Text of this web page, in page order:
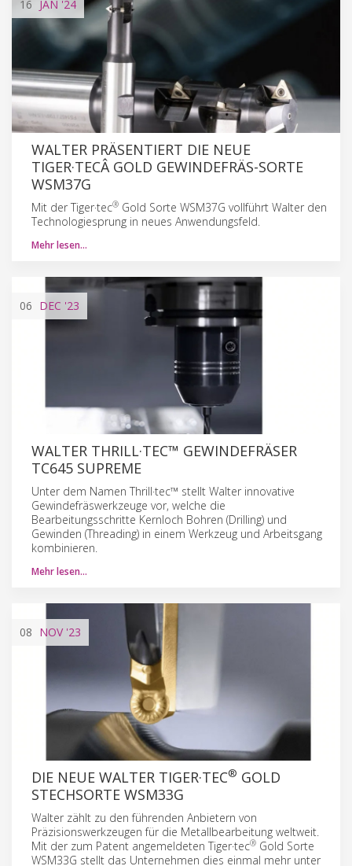
16 JAN '24
WALTER PRÄSENTIERT DIE NEUE
TIGER·TECÂ GOLD GEWINDEFRÄS-SORTE
WSM37G
Mit der Tiger·tec® Gold Sorte WSM37G vollführt Walter den
Technologiesprung in neues Anwendungsfeld.
Mehr lesen…
06 DEC '23
WALTER THRILL·TEC™ GEWINDEFRÄSER
TC645 SUPREME
Unter dem Namen Thrill·tec™ stellt Walter innovative
Gewindefräswerkzeuge vor, welche die
Bearbeitungsschritte Kernloch Bohren (Drilling) und
Gewinden (Threading) in einem Werkzeug und Arbeitsgang
kombinieren.
Mehr lesen…
08 NOV'23
DIE NEUE WALTER TIGER·TEC® GOLD
STECHSORTE WSM33G
Walter zählt zu den führenden Anbietern von
Präzisionswerkzeugen für die Metallbearbeitung weltweit.
Mit der zum Patent angemeldeten Tiger·tec® Gold Sorte
WSM33G stellt das Unternehmen dies einmal mehr unter